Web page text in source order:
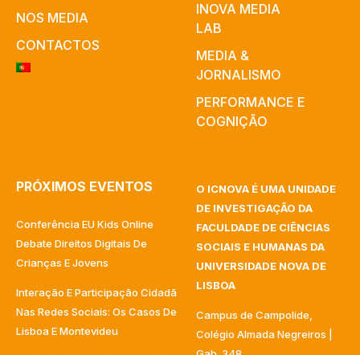
NOS MEDIA
CONTACTOS
INOVA MEDIA
LAB
MEDIA &
JORNALISMO
PERFORMANCE E
COGNIÇÃO
PRÓXIMOS EVENTOS
Conferência EU Kids Online
Debate Direitos Digitais De
Crianças E Jovens
Interação E Participação Cidadã
Nas Redes Sociais: Os Casos De
Lisboa E Montevideu
O ICNOVA É UMA UNIDADE
DE INVESTIGAÇÃO DA
FACULDADE DE CIÊNCIAS
SOCIAIS E HUMANAS DA
UNIVERSIDADE NOVA DE
LISBOA
Campus de Campolide,
Colégio Almada Negreiros |